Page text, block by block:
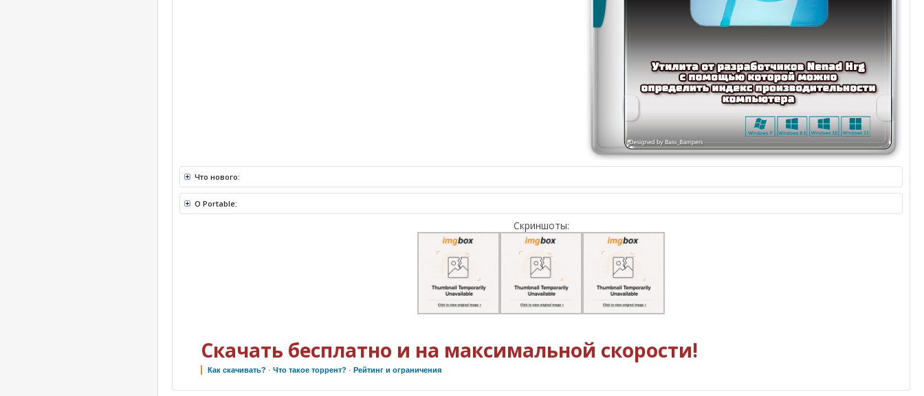
Что нового:
О Portable:
Скриншоты:
Скачать бесплатно и на максимальной скорости!
Как скачивать? · Что такое торрент? · Рейтинг и ограничения